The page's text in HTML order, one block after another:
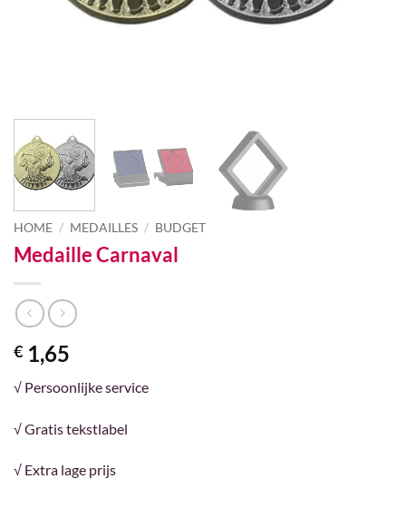
HOME / MEDAILLES / BUDGET
Medaille Carnaval
€ 1,65
√ Persoonlijke service
√ Gratis tekstlabel
√ Extra lage prijs